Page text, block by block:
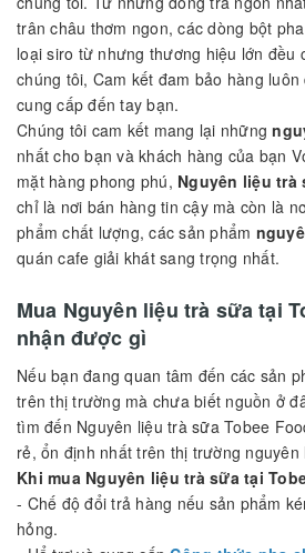
vời như nhãn hàng nỗi tiếng như Phúc
Hous,...
Tobee Foodvới nguồnnguyên liệu
sữachính là dòng trà sạch từ thiên
nguyên liệuTopping trà sữa
Siro,Mứt sinh tố,Thực phẩm đóng
nguyên liệu trà sữachuẩn, giá tốt
Chúng tôi cung cấp nguyên liệu
Bạn không cần đến nhiều địa điểm cửa
hàng của bạn. Bạn sẽ tìm thấy tất cả
chúng tôi. Từ những dòng trà ngon
trân châu thơm ngon, các dòng bột
loại siro từ nhưng thương hiệu lớn đều
chúng tôi, Cam kết đam bảo hàng
cung cấp đến tay bạn.
Chúng tôi cam kết mang lại những
nhất cho bạn và khách hàng của bạn
mặt hàng phong phú, Nguyên liệu trà
chỉ là nơi bán hàng tin cậy mà còn là